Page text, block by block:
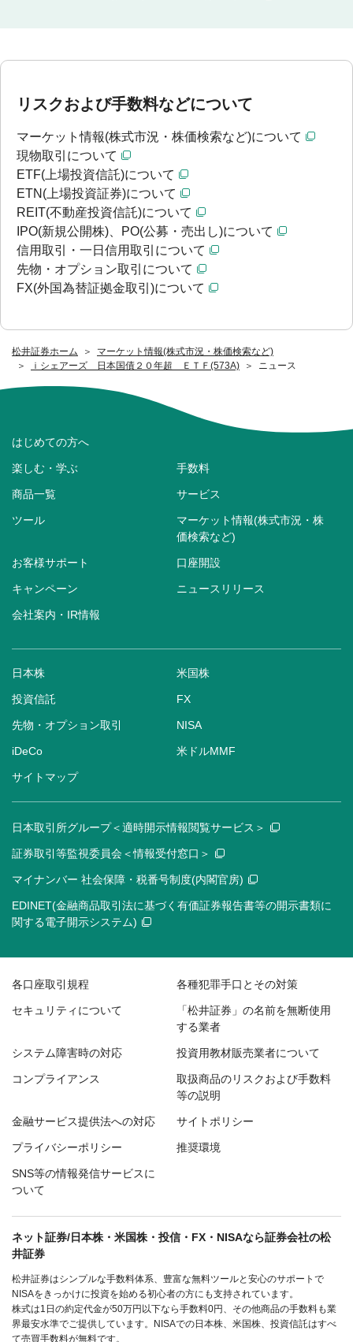
松井証券ホーム
マーケット情報(株式市況・株価検索など)
ｉシェアーズ 日本国債２０年超 ＥＴＦ(573A)
ニュース
リスクおよび手数料などについて
マーケット情報(株式市況・株価検索など)について
現物取引について
ETF(上場投資信託)について
ETN(上場投資証券)について
REIT(不動産投資信託)について
IPO(新規公開株)、PO(公募・売出し)について
信用取引・一日信用取引について
先物・オプション取引について
FX(外国為替証拠金取引)について
はじめての方へ
楽しむ・学ぶ 手数料
商品一覧 サービス
ツール
マーケット情報(株式市況・株
価検索など)
お客様サポート 口座開設
キャンペーン ニュースリリース
会社案内・IR情報
日本株 米国株
投資信託 FX
先物・オプション取引 NISA
iDeCo 米ドルMMF
サイトマップ
日本取引所グループ＜適時開示情報閲覧サービス＞
証券取引等監視委員会＜情報受付窓口＞
マイナンバー 社会保障・税番号制度(内閣官房)
EDINET(金融商品取引法に基づく有価証券報告書等の開示書類に
関する電子開示システム)
各口座取引規程 各種犯罪手口とその対策
セキュリティについて
「松井証券」の名前を無断使用
する業者
システム障害時の対応 投資用教材販売業者について
コンプライアンス
取扱商品のリスクおよび手数料
等の説明
金融サービス提供法への対応 サイトポリシー
プライバシーポリシー 推奨環境
SNS等の情報発信サービスに
ついて
ネット証券/日本株・米国株・投信・FX・NISAなら証券会社の松
井証券
松井証券はシンプルな手数料体系、豊富な無料ツールと安心のサポートで
NISAをきっかけに投資を始める初心者の方にも支持されています。
株式は1日の約定代金が50万円以下なら手数料0円、その他商品の手数料も業
界最安水準でご提供しています。NISAでの日本株、米国株、投資信託はすべ
て売買手数料が無料です。